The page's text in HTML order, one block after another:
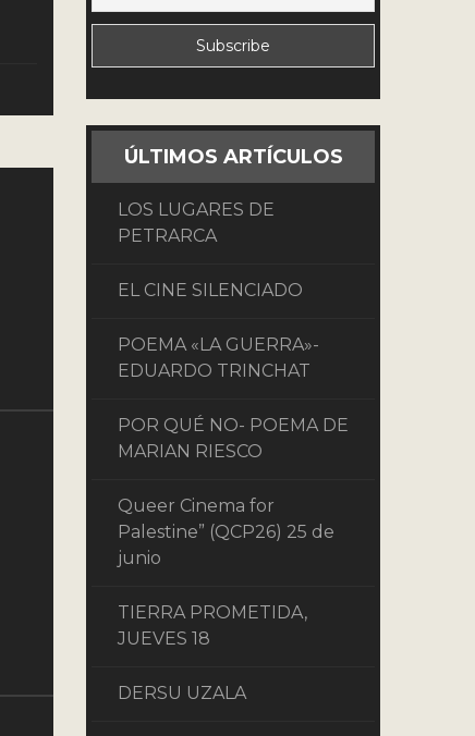
ÚLTIMOS ARTÍCULOS
LOS LUGARES DE
PETRARCA
EL CINE SILENCIADO
POEMA «LA GUERRA»-
EDUARDO TRINCHAT
POR QUÉ NO- POEMA DE
MARIAN RIESCO
Queer Cinema for
Palestine” (QCP26) 25 de
junio
TIERRA PROMETIDA,
JUEVES 18
DERSU UZALA